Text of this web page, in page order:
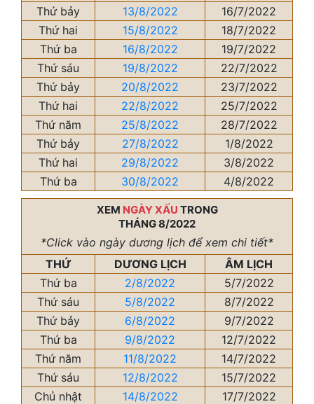
Thứ bảy
13/8/2022
16/7/2022
Thứ hai
15/8/2022
18/7/2022
Thứ ba
16/8/2022
19/7/2022
Thứ sáu
19/8/2022
22/7/2022
Thứ bảy
20/8/2022
23/7/2022
Thứ hai
22/8/2022
25/7/2022
Thứ năm
25/8/2022
28/7/2022
Thứ bảy
27/8/2022
1/8/2022
Thứ hai
29/8/2022
3/8/2022
Thứ ba
30/8/2022 4/8/2022
XEM NGÀY XẤU TRONG
THÁNG 8/2022
*Click vào ngày dương lịch để xem chi tiết*
THỨ
DƯƠNG LỊCH
ÂM LỊCH
Thứ ba
2/8/2022
5/7/2022
Thứ sáu
5/8/2022
8/7/2022
Thứ bảy
6/8/2022
9/7/2022
Thứ ba
9/8/2022
12/7/2022
Thứ năm
11/8/2022
14/7/2022
Thứ sáu
12/8/2022
15/7/2022
Chủ nhật
14/8/2022
17/7/2022